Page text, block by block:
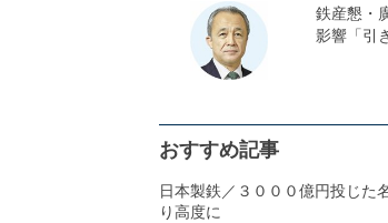
鉄産懇・
影響「引
おすすめ記事
日本製鉄／３０００億円投じた
り高度に